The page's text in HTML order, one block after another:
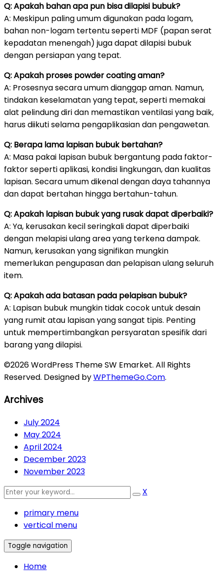
Q: Apakah bahan apa pun bisa dilapisi bubuk?
A: Meskipun paling umum digunakan pada logam,
bahan non-logam tertentu seperti MDF (papan serat
kepadatan menengah) juga dapat dilapisi bubuk
dengan persiapan yang tepat.
Q: Apakah proses powder coating aman?
A: Prosesnya secara umum dianggap aman. Namun,
tindakan keselamatan yang tepat, seperti memakai
alat pelindung diri dan memastikan ventilasi yang baik,
harus diikuti selama pengaplikasian dan pengawetan.
Q: Berapa lama lapisan bubuk bertahan?
A: Masa pakai lapisan bubuk bergantung pada faktor-
faktor seperti aplikasi, kondisi lingkungan, dan kualitas
lapisan. Secara umum dikenal dengan daya tahannya
dan dapat bertahan hingga bertahun-tahun.
Q: Apakah lapisan bubuk yang rusak dapat diperbaiki?
A: Ya, kerusakan kecil seringkali dapat diperbaiki
dengan melapisi ulang area yang terkena dampak.
Namun, kerusakan yang signifikan mungkin
memerlukan pengupasan dan pelapisan ulang seluruh
item.
Q: Apakah ada batasan pada pelapisan bubuk?
A: Lapisan bubuk mungkin tidak cocok untuk desain
yang rumit atau lapisan yang sangat tipis. Penting
untuk mempertimbangkan persyaratan spesifik dari
barang yang dilapisi.
©2026 WordPress Theme SW Emarket. All Rights
Reserved. Designed byWPThemeGo.Com.
Archives
July 2024
May 2024
April 2024
December 2023
November 2023
X
primary menu
vertical menu
Toggle navigation
Home